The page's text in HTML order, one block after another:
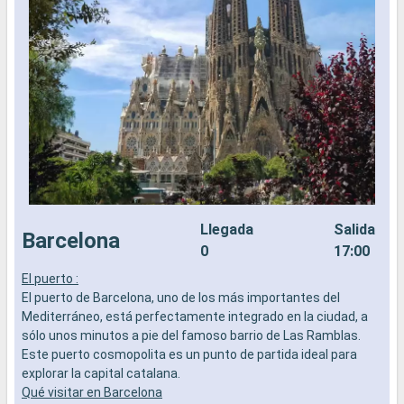
Barcelona
Llegada
0
Salida
17:00
El puerto :
El puerto de Barcelona, uno de los más importantes del
Mediterráneo, está perfectamente integrado en la ciudad, a
sólo unos minutos a pie del famoso barrio de Las Ramblas.
Este puerto cosmopolita es un punto de partida ideal para
explorar la capital catalana.
Qué visitar en Barcelona